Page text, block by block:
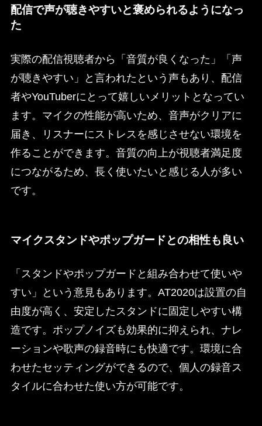
配信で声が聴きやすいと褒められるようになっ
た
実際の配信視聴者から「音質が良くなった」「声
が聴きやすい」と言われたという声もあり、配信
者やYouTuberにとって嬉しいメリットとなってい
ます。マイクの性能が高いため、音声がクリアに
届き、リスナーにストレスを感じさせない環境を
作ることができます。音質の向上が視聴者満足度
につながるため、長く使いたいと感じる人が多い
です。
マイクスタンドやポップガードとの相性も良い
「スタンドやポップガードと組み合わせて使いや
すい」という意見もあります。AT2020は設置の自
由度が高く、安定したスタンドに固定しやすい構
造です。ポップノイズも効果的に抑えられ、ナレ
ーションや歌声の録音時にも快適です。環境に合
わせたセッティングができるので、個人の録音ス
タイルに合わせた使い方が可能です。